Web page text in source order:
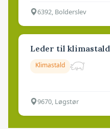
6392, Bolderslev
Leder til klimastald
Klimastald
9670, Løgstør